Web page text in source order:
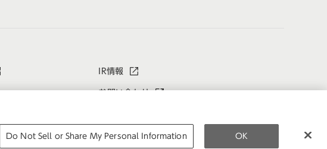
IR情報
お問い合わせ
日本公式 企業広報
Do Not Sell or Share My Personal Information OK